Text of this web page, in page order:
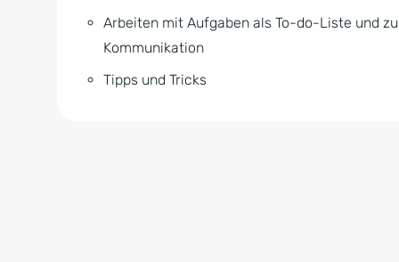
Arbeiten mit Aufgaben als To-do-Liste und
Kommunikation
Tipps und Tricks